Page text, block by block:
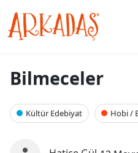
Bilmeceler
Kültür Edebiyat Hobi /